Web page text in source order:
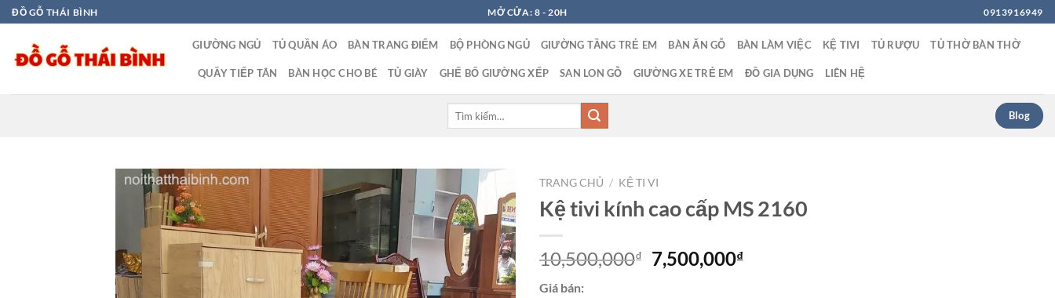
Bỏ
qua
dung
ĐỒ GỖ THÁI BÌNH MỞ CỬA: 8 - 20H 0913916949
GIƯỜNG NGỦ TỦ QUẦN ÁO BÀN TRANG ĐIỂM BỘ PHÒNG NGỦ GIƯỜNG TẦNG TRẺ EM BÀN ĂN GỖ BÀN LÀM VIỆC KỆ TIVI TỦ RƯỢU TỦ THỜ BÀN THỜ
QUẦY TIẾP TÂN BÀN HỌC CHO BÉ TỦ GIÀY GHẾ BỐ GIƯỜNG XẾP SAN LON GỖ GIƯỜNG XE TRẺ EM ĐỒ GIA DỤNG LIÊN HỆ
Blog
TRANG CHỦ / KỆ TI VI
Kệ tivi kính cao cấp MS 2160
10,500,000₫
Giá
gốc
7,500,000₫Giá
Giá bán: